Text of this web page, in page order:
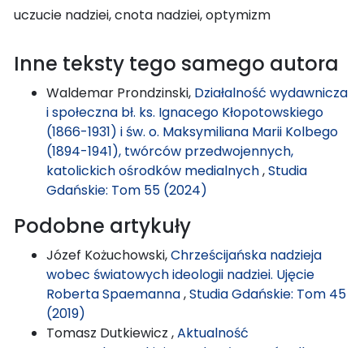
uczucie nadziei, cnota nadziei, optymizm
Inne teksty tego samego autora
Waldemar Prondzinski, Działalność wydawnicza
i społeczna bł. ks. Ignacego Kłopotowskiego
(1866-1931) i św. o. Maksymiliana Marii Kolbego
(1894-1941), twórców przedwojennych,
katolickich ośrodków medialnych,Studia
Gdańskie: Tom 55 (2024)
Podobne artykuły
Józef Kożuchowski,Chrześcijańska nadzieja
wobec światowych ideologii nadziei. Ujęcie
Roberta Spaemanna,Studia Gdańskie: Tom 45
(2019)
Tomasz Dutkiewicz ,Aktualność